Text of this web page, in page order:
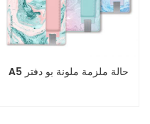
A5 حالة ملزمة ملونة بو دفتر